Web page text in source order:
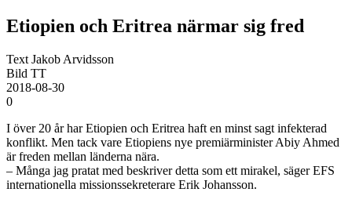
Etiopien och Eritrea närmar sig fred
Text Jakob Arvidsson
Bild TT
2018-08-30
0
I över 20 år har Etiopien och Eritrea haft en minst sagt infekterad
konflikt. Men tack vare Etiopiens nye premiärminister Abiy Ahmed
är freden mellan länderna nära.
– Många jag pratat med beskriver detta som ett mirakel, säger EFS
internationella missions­sekreterare Erik Johansson.